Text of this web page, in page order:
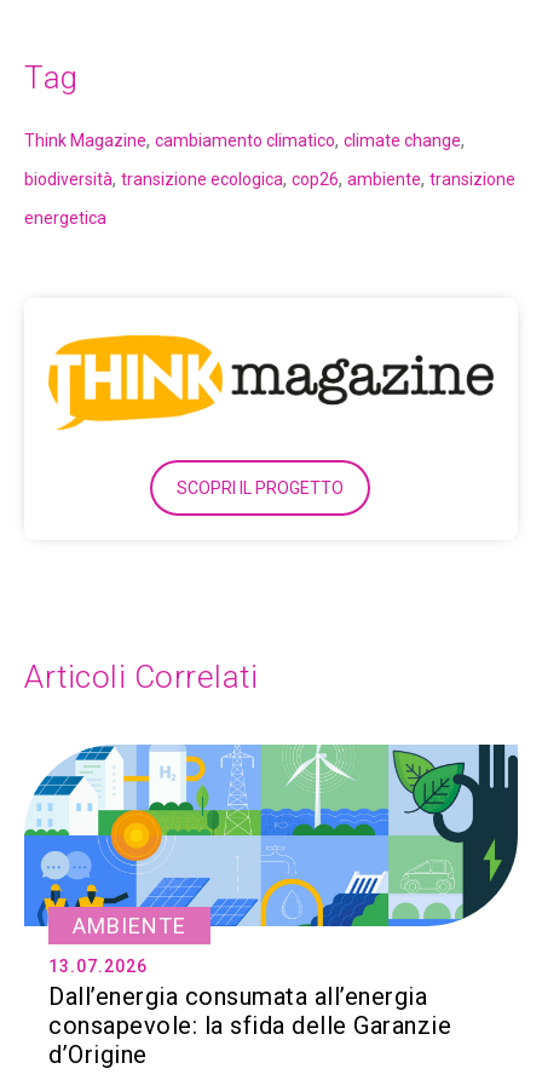
Tag
Think Magazine, cambiamento climatico, climate change,
biodiversità, transizione ecologica, cop26, ambiente, transizione
energetica
SCOPRI IL PROGETTO
Articoli Correlati
AMBIENTE
13.07.2026
Dall’energia consumata all’energia
consapevole: la sfida delle Garanzie
d’Origine